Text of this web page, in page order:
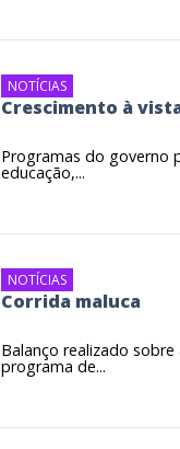
NOTÍCIAS
Crescimento à
Programas do governo
educação,...
NOTÍCIAS
Corrida maluca
Balanço realizado
programa de...